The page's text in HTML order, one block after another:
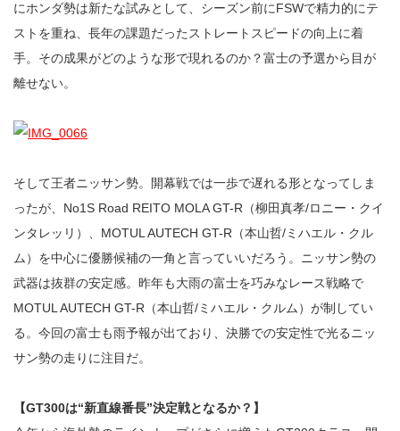
にホンダ勢は新たな試みとして、シーズン前にFSWで精力的にテ
ストを重ね、長年の課題だったストレートスピードの向上に着
手。その成果がどのような形で現れるのか？富士の予選から目が
離せない。
そして王者ニッサン勢。開幕戦では一歩で遅れる形となってしま
ったが、No1S Road REITO MOLA GT-R（柳田真孝/ロニー・クイ
ンタレッリ）、MOTUL AUTECH GT-R（本山哲/ミハエル・クル
ム）を中心に優勝候補の一角と言っていいだろう。ニッサン勢の
武器は抜群の安定感。昨年も大雨の富士を巧みなレース戦略で
MOTUL AUTECH GT-R（本山哲/ミハエル・クルム）が制してい
る。今回の富士も雨予報が出ており、決勝での安定性で光るニッ
サン勢の走りに注目だ。
【GT300は“新直線番長”決定戦となるか？】